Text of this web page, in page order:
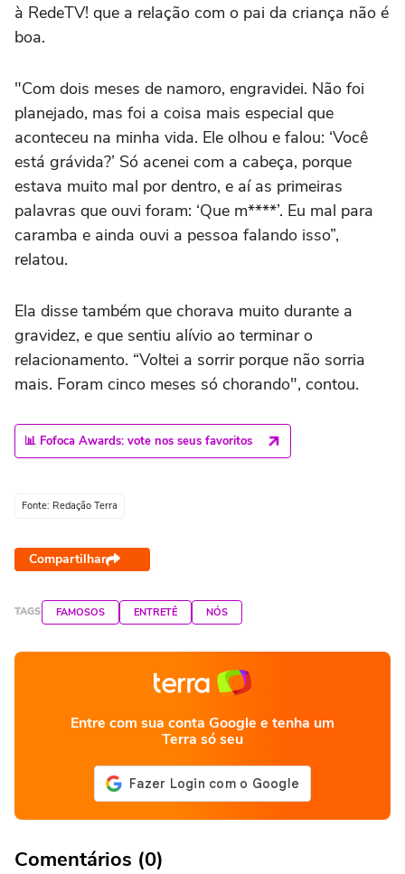
à RedeTV! que a relação com o pai da criança não é
boa.
"Com dois meses de namoro, engravidei. Não foi
planejado, mas foi a coisa mais especial que
aconteceu na minha vida. Ele olhou e falou: ‘Você
está grávida?’ Só acenei com a cabeça, porque
estava muito mal por dentro, e aí as primeiras
palavras que ouvi foram: ‘Que m****’. Eu mal para
caramba e ainda ouvi a pessoa falando isso”,
relatou.
Ela disse também que chorava muito durante a
gravidez, e que sentiu alívio ao terminar o
relacionamento. “Voltei a sorrir porque não sorria
mais. Foram cinco meses só chorando", contou.
📊 Fofoca Awards: vote nos seus favoritos
Fonte: Redação Terra
Compartilhar
TAGS FAMOSOS ENTRETÊ NÓS
Entre com sua conta Google e tenha um
Terra só seu
Comentários (0)